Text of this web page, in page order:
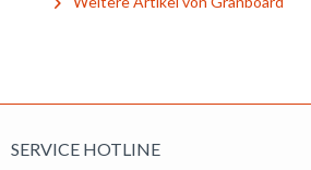
SERVICE HOTLINE